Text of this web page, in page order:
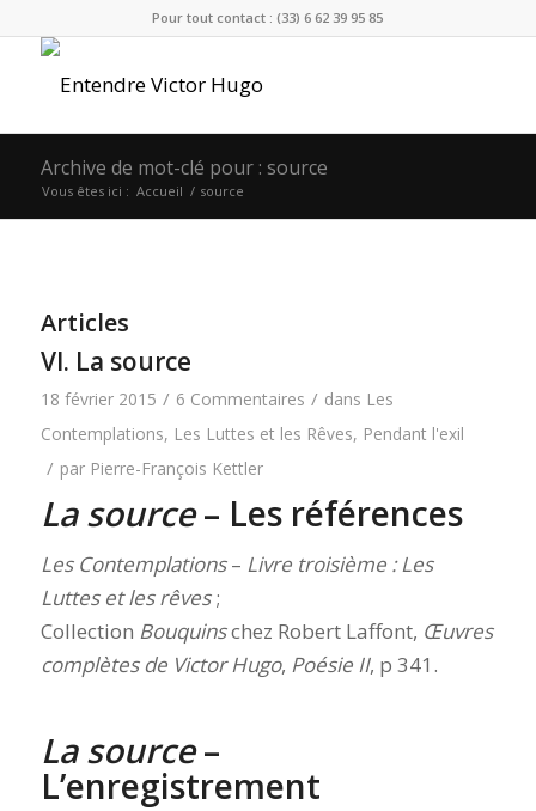
Pour tout contact : (33) 6 62 39 95 85
Archive de mot-clé pour : source
Vous êtes ici : Accueil / source
Articles
VI. La source
18 février 2015 / 6 Commentaires / dans Les
Contemplations, Les Luttes et les Rêves, Pendant l'exil
/ par Pierre-François Kettler
La source– Les références
Les Contemplations– Livre troisième : Les
Luttes et les rêves;
Collection Bouquinschez Robert Laffont, Œuvres
complètes de Victor Hugo, Poésie II, p 341.
La source–
L’enregistrement